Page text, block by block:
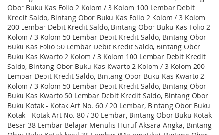
Obor Buku Kas Folio 2 Kolom / 3 Kolom 100 Lembar Debit
Kredit Saldo, Bintang Obor Buku Kas Folio 2 Kolom / 3 Kolom
200 Lembar Debit Kredit Saldo, Bintang Obor Buku Kas Folio 2
Kolom / 3 Kolom 50 Lembar Debit Kredit Saldo, Bintang Obor
Buku Kas Folio 50 Lembar Debit Kredit Saldo, Bintang Obor
Buku Kas Kwarto 2 Kolom / 3 Kolom 100 Lembar Debit Kredit
Saldo, Bintang Obor Buku Kas Kwarto 2 Kolom / 3 Kolom 200
Lembar Debit Kredit Saldo, Bintang Obor Buku Kas Kwarto 2
Kolom / 3 Kolom 50 Lembar Debit Kredit Saldo, Bintang Obor
Buku Kas Kwarto 50 Lembar Debit Kredit Saldo, Bintang Obor
Buku Kotak - Kotak Art No. 60 / 20 Lembar, Bintang Obor Buku
Kotak - Kotak Art No. 80 / 30 Lembar, Bintang Obor Buku Kotak
Besar 38 Lembar Belajar Menulis Huruf Aksara Angka, Bintang